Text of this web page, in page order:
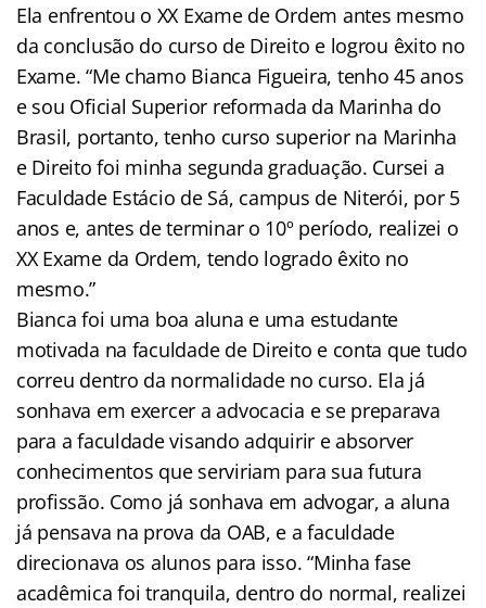
Ela enfrentou o XX Exame de Ordem antes mesmo
da conclusão do curso de Direito e logrou êxito no
Exame. “Me chamo Bianca Figueira, tenho 45 anos
e sou Oficial Superior reformada da Marinha do
Brasil, portanto, tenho curso superior na Marinha
e Direito foi minha segunda graduação. Cursei a
Faculdade Estácio de Sá, campus de Niterói, por 5
anos e, antes de terminar o 10º período, realizei o
XX Exame da Ordem, tendo logrado êxito no
mesmo.”
Bianca foi uma boa aluna e uma estudante
motivada na faculdade de Direito e conta que tudo
correu dentro da normalidade no curso. Ela já
sonhava em exercer a advocacia e se preparava
para a faculdade visando adquirir e absorver
conhecimentos que serviriam para sua futura
profissão. Como já sonhava em advogar, a aluna
já pensava na prova da OAB, e a faculdade
direcionava os alunos para isso. “Minha fase
acadêmica foi tranquila, dentro do normal, realizei